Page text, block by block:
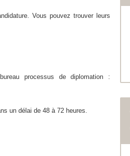
Vous pouvez trouver leurs
processus de diplomation :
un délai de 48 à 72 heures.